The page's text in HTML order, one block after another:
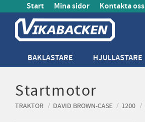
Start Mina sidor Kontakta oss
BAKLASTARE HJULLASTARE
Startmotor
TRAKTOR DAVID BROWN-CASE 1200